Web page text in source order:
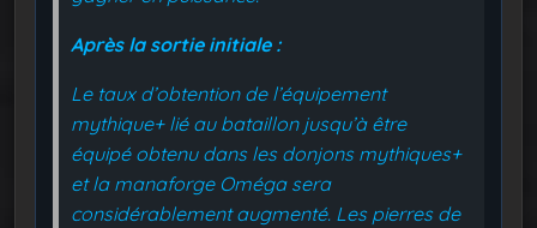
Après la sortie initiale :
Le taux d’obtention de l’équipement
mythique+ lié au bataillon jusqu’à être
équipé obtenu dans les donjons mythiques+
et la manaforge Oméga sera
considérablement augmenté. Les pierres de